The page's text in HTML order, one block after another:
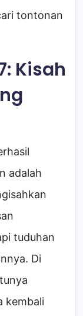
tontonan
Kisah
adalah
tuduhan
Di
kembali